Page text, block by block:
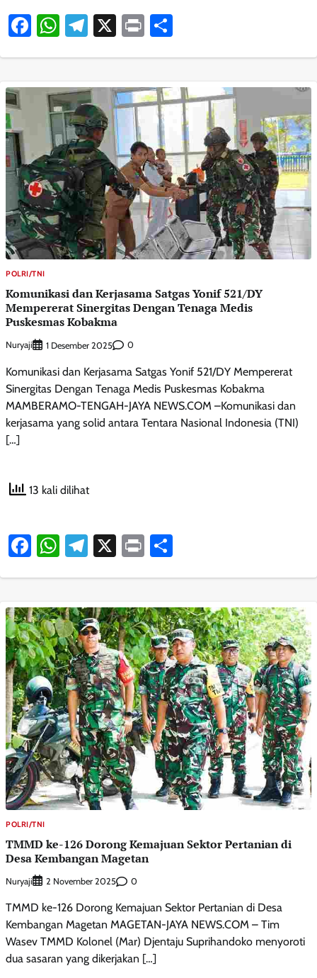
Facebook
WhatsApp
Telegram
X Print
POLRI/TNI
Komunikasi dan Kerjasama Satgas Yonif 521/DY
Mempererat Sinergitas Dengan Tenaga Medis
Puskesmas Kobakma
Nuryaji 1 Desember 2025 0
Komunikasi dan Kerjasama Satgas Yonif 521/DY Mempererat
Sinergitas Dengan Tenaga Medis Puskesmas Kobakma
MAMBERAMO-TENGAH-JAYA NEWS.COM –Komunikasi dan
kerjasama yang solid antara Tentara Nasional Indonesia (TNI)
[…]
13 kali dilihat
Facebook
WhatsApp
Telegram
X Print
POLRI/TNI
TMMD ke-126 Dorong Kemajuan Sektor Pertanian di
Desa Kembangan Magetan
Nuryaji 2 November 2025 0
TMMD ke-126 Dorong Kemajuan Sektor Pertanian di Desa
Kembangan Magetan MAGETAN-JAYA NEWS.COM – Tim
Wasev TMMD Kolonel (Mar) Djentaju Suprihandoko menyoroti
dua sasaran yang dikerjakan […]